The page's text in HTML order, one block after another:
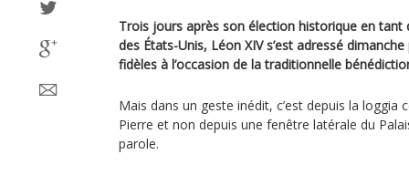
Trois jours après son élection historique en tant
des États-Unis, Léon XIV s’est adressé
fidèles à l’occasion de la traditionnelle
Mais dans un geste inédit, c’est depuis la loggia
Pierre et non depuis une fenêtre latérale du
parole.